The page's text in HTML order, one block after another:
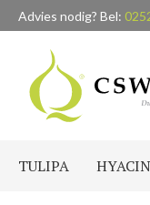
de hoofdinhoud
Ga naar de
Ga naar de
Advies nodig? Bel:
TULIPA